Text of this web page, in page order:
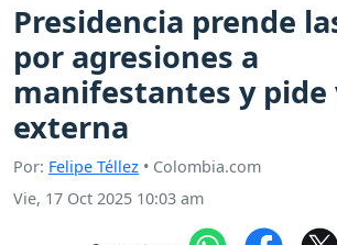
Presidencia prende
por agresiones a
manifestantes y pide
externa
Por: Felipe Téllez • Colombia.com
Vie, 17 Oct 2025 10:03 am